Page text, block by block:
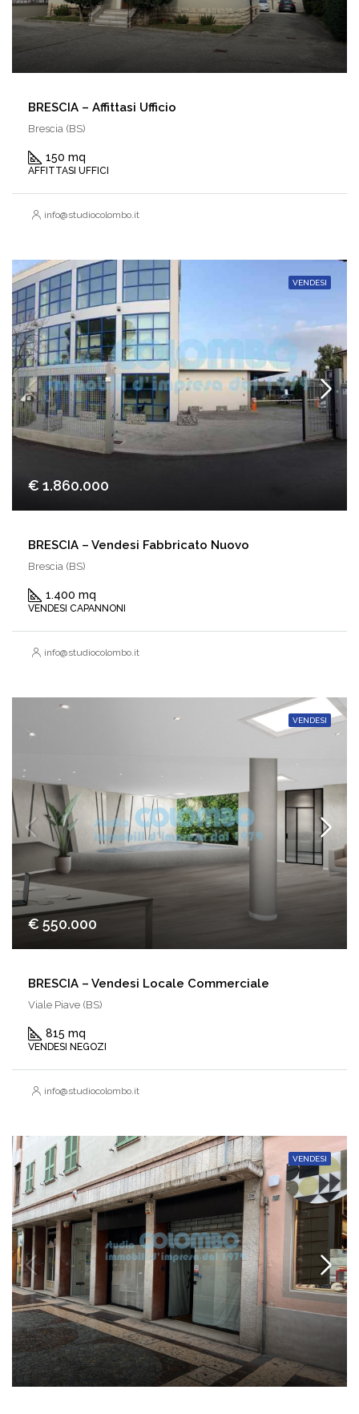
BRESCIA – Affittasi Ufficio
Brescia (BS)
150 mq
AFFITTASI UFFICI
info@studiocolombo.it
VENDESI
€ 1.860.000
BRESCIA – Vendesi Fabbricato Nuovo
Brescia (BS)
1.400 mq
VENDESI CAPANNONI
info@studiocolombo.it
VENDESI
€ 550.000
BRESCIA – Vendesi Locale Commerciale
Viale Piave (BS)
815 mq
VENDESI NEGOZI
info@studiocolombo.it
VENDESI